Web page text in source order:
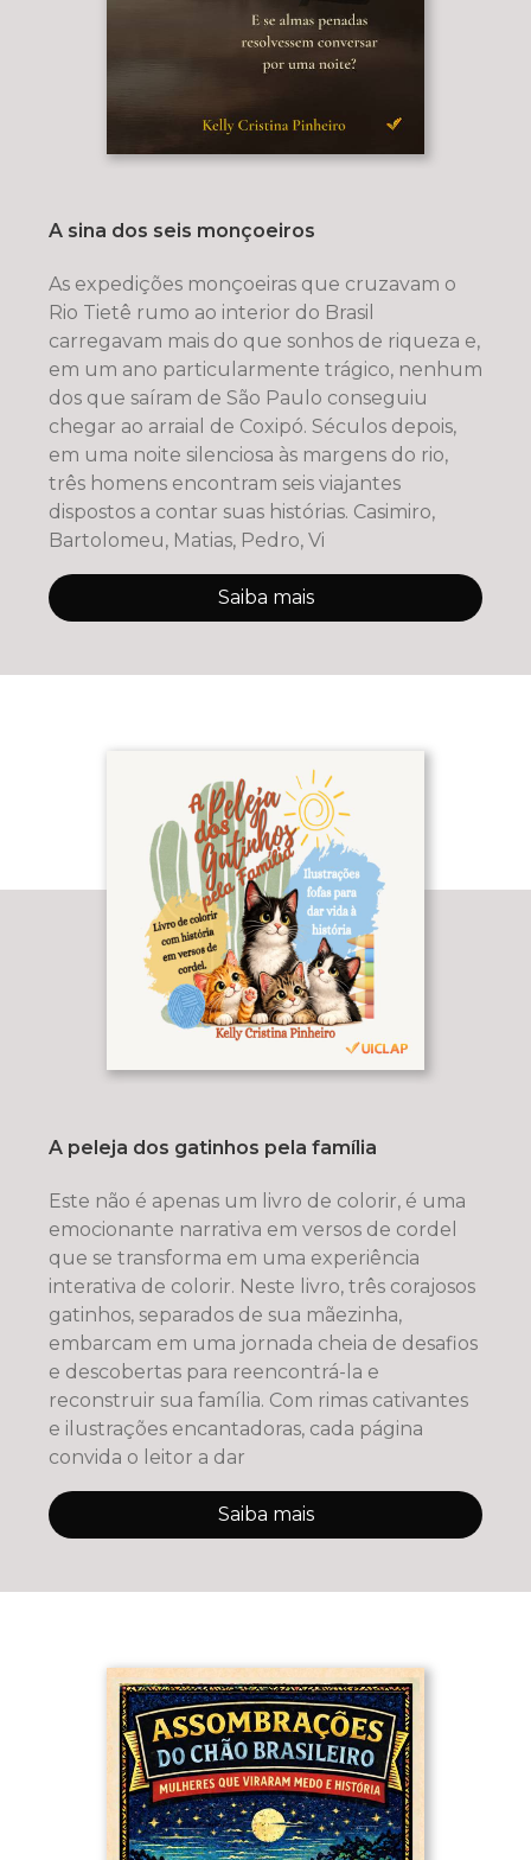
A sina dos seis monçoeiros
As expedições monçoeiras que cruzavam o
Rio Tietê rumo ao interior do Brasil
carregavam mais do que sonhos de riqueza e,
em um ano particularmente trágico, nenhum
dos que saíram de São Paulo conseguiu
chegar ao arraial de Coxipó. Séculos depois,
em uma noite silenciosa às margens do rio,
três homens encontram seis viajantes
dispostos a contar suas histórias. Casimiro,
Bartolomeu, Matias, Pedro, Vi
Saiba mais
A peleja dos gatinhos pela família
Este não é apenas um livro de colorir, é uma
emocionante narrativa em versos de cordel
que se transforma em uma experiência
interativa de colorir. Neste livro, três corajosos
gatinhos, separados de sua mãezinha,
embarcam em uma jornada cheia de desafios
e descobertas para reencontrá-la e
reconstruir sua família. Com rimas cativantes
e ilustrações encantadoras, cada página
convida o leitor a dar
Saiba mais